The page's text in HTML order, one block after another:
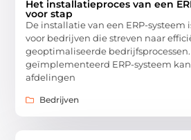
Het installatieproces van een
voor stap
De installatie van een ERP-systeem
voor bedrijven die streven naar
geoptimaliseerde
geïmplementeerd ERP-systeem
afdelingen
Bedrijven